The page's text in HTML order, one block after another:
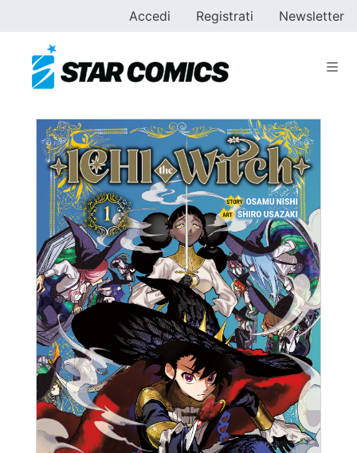
Accedi Registrati Newsletter